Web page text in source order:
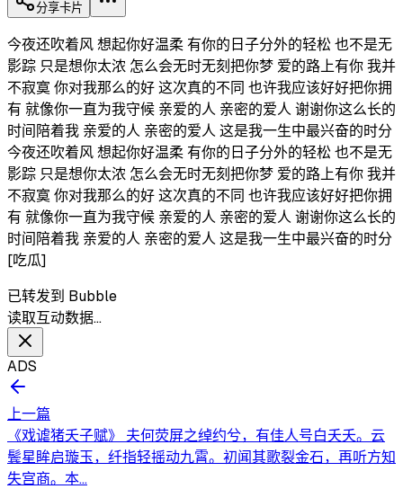
分享卡片
今夜还吹着风 想起你好温柔 有你的日子分外的轻松 也不是无
影踪 只是想你太浓 怎么会无时无刻把你梦 爱的路上有你 我并
不寂寞 你对我那么的好 这次真的不同 也许我应该好好把你拥
有 就像你一直为我守候 亲爱的人 亲密的爱人 谢谢你这么长的
时间陪着我 亲爱的人 亲密的爱人 这是我一生中最兴奋的时分
今夜还吹着风 想起你好温柔 有你的日子分外的轻松 也不是无
影踪 只是想你太浓 怎么会无时无刻把你梦 爱的路上有你 我并
不寂寞 你对我那么的好 这次真的不同 也许我应该好好把你拥
有 就像你一直为我守候 亲爱的人 亲密的爱人 谢谢你这么长的
时间陪着我 亲爱的人 亲密的爱人 这是我一生中最兴奋的时分
[吃瓜]
已转发到 Bubble
读取互动数据…
ADS
上一篇
《戏谑猪夭子赋》 夫何荧屏之绰约兮，有佳人号白夭夭。云
鬓星眸启璇玉，纤指轻摇动九霄。初闻其歌裂金石，再听方知
失宫商。本...